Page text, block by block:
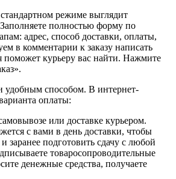
режиме выглядит
полностью форму по
адрес, способ доставки, оплаты,
в комментарии к заказу написать
курьеру вас найти. Нажмите
удобным способом. В интернет-
оплаты:
или доставке курьером.
с вами в день доставки, чтобы
заранее подготовить сдачу с любой
товаросопроводительные
денежные средства, получаете